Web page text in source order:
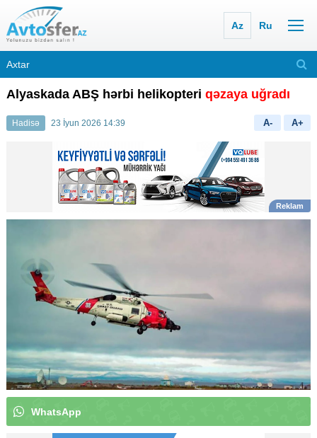
Az Ru
Alyaskada ABŞ hərbi helikopteri qəzaya uğradı
Hadisə 23 İyun 2026 14:39 A- A+
WhatsApp